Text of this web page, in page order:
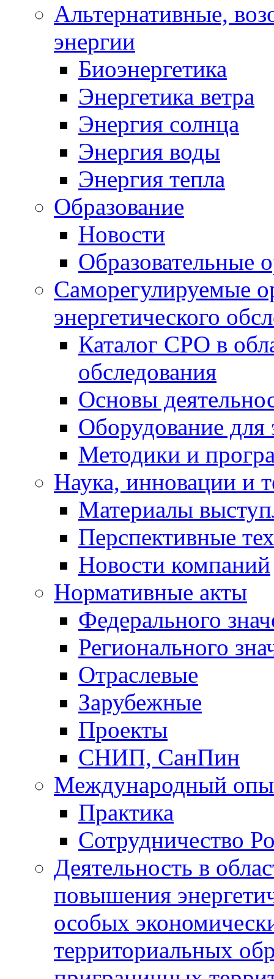
Альтернативные,
энергии
Биоэнергетика
Энергетика ветра
Энергия солнца
Энергия воды
Энергия тепла
Образование
Новости
Образовательные
Саморегулируемые
энергетического
Каталог СРО в
обследования
Основы
Оборудование для
Методики и
Наука, инновации и
Материалы
Перспективные
Новости компаний
Нормативные акты
Федерального
Регионального
Отраслевые
Зарубежные
Проекты
СНИП, СанПин
Международный
Практика
Сотрудничество
Деятельность в
повышения
особых
территориальных